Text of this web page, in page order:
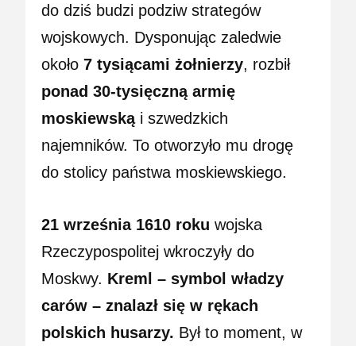
do dziś budzi podziw strategów
wojskowych. Dysponując zaledwie
około7 tysiącami żołnierzy, rozbił
ponad 30-tysięczną armię
moskiewskąi szwedzkich
najemników. To otworzyło mu drogę
do stolicy państwa moskiewskiego.
21 września 1610 roku wojska
Rzeczypospolitej wkroczyły do
Moskwy. Kreml – symbol władzy
carów – znalazł się w rękach
polskich husarzy. Był to moment, w